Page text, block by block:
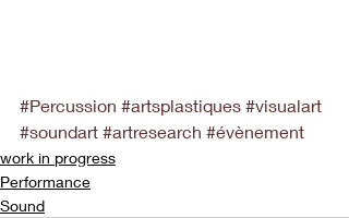
#Percussion #artsplastiques #visualart
#soundart #artresearch #évènement
work in progress
Performance
Sound